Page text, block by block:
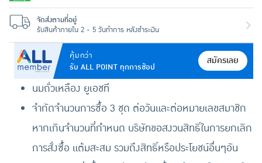
คุ้มกว่า
รับ ALL POINT ทุกการช้อป
สมัครเลย
นมถั่วเหลือง ยูเอชที
จำกัดจำนวนการซื้อ 3 ชุด ต่อวันและต่อหมายเลขสมาชิก
หากเกินจำนวนที่กำหนด บริษัทขอสงวนสิทธิ์ในการยกเลิก
การสั่งซื้อ แต้มสะสม รวมถึงสิทธิ์หรือประโยชน์อื่นๆอัน
จัดส่งตามที่อยู่
รับสินค้าภายใน 2 - 5 วันทำการ หลังชำระเงิน